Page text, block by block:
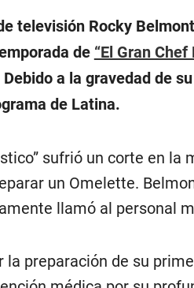
televisión Rocky
de “El Gran Chef
a la gravedad de
de Latina.
sufrió un corte en la
un Omelette.
llamó al personal
la preparación de su